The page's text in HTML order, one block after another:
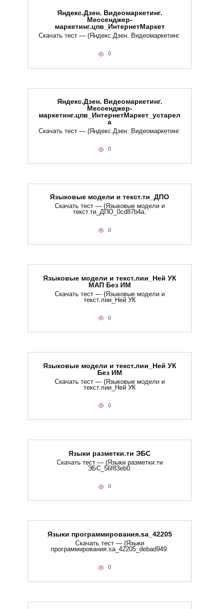
Яндекс.Дзен. Видеомаркетинг.
Мессенджер-
маркетинг.цпв_ИнтернетМаркет
Скачать тест — (Яндекс.Дзен. Видеомаркетинг.
0
Яндекс.Дзен. Видеомаркетинг.
Мессенджер-
маркетинг.цпв_ИнтернетМаркет_устарел
а
Скачать тест — (Яндекс.Дзен. Видеомаркетинг.
0
Языковые модели и текст.ти_ДПО
Скачать тест — (Языковые модели и
текст.ти_ДПО_0cd87b4a.
0
Языковые модели и текст.лии_Ней УК
МАП Без ИМ
Скачать тест — (Языковые модели и
текст.лии_Ней УК
0
Языковые модели и текст.лии_Ней УК
Без ИМ
Скачать тест — (Языковые модели и
текст.лии_Ней УК
0
Языки разметки.ти​ ЭБС
Скачать тест — (Языки разметки.ти​
ЭБС_56f83eb0.
0
Языки программирования.sa_42205
Скачать тест — (Языки
программирования.sa_42205_debad949.
0